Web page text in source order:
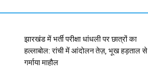
झारखंड में भर्ती परीक्षा धांधली पर छात्रों का
हल्लाबोल: रांची में आंदोलन तेज़, भूख हड़ताल से
गर्माया माहौल